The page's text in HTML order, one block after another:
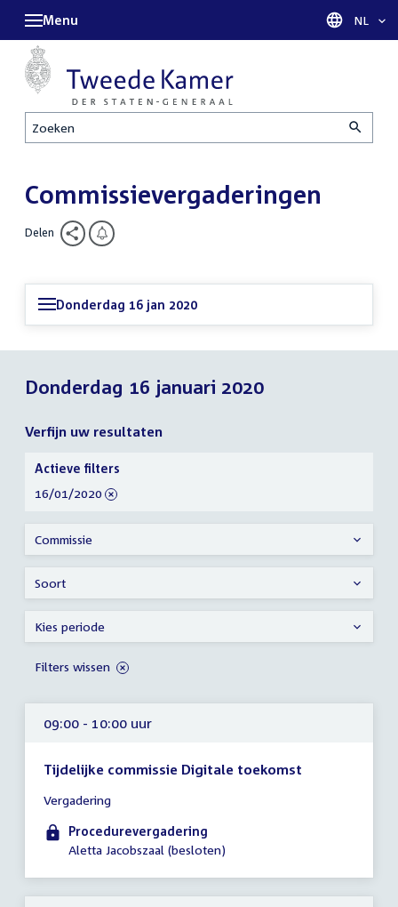
Zoeken
Menu Taal
NL
Commissievergaderingen
Delen
Donderdag 16 jan 2020
Donderdag 16 januari 2020
Verfijn uw resultaten
09:00 - 10:00 uur
Tijdelijke commissie Digitale toekomst
vergadering
09:00
-
uur
Vergadering
Procedurevergadering
Aletta Jacobszaal (besloten)
Verfijn
uw
resultaten
Actieve filters
verwijder
16/01/2020
Commissie
Soort
Kies periode
Filters wissen